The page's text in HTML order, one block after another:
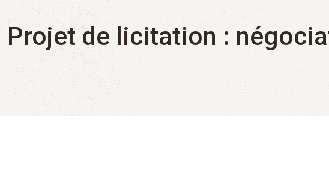
Projet de licitation :